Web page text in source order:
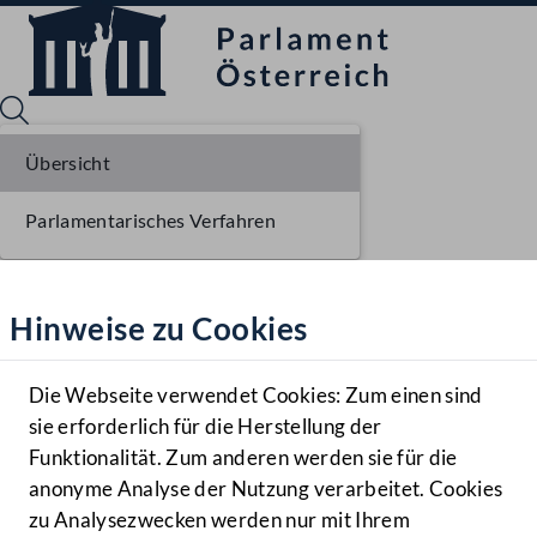
Hilfe
Benutzer
Navigationsmenü öffnen
MENÜ
Hinweise zu Cookies
Die Webseite verwendet Cookies: Zum einen sind
sie erforderlich für die Herstellung der
Funktionalität. Zum anderen werden sie für die
anonyme Analyse der Nutzung verarbeitet. Cookies
zu Analysezwecken werden nur mit Ihrem
Übersicht
Parlamentarisches Verfahren